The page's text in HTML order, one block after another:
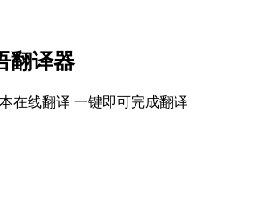
翻译器
在线翻译 一键即可完成翻译